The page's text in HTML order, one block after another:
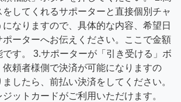
してくれるサポーターと直接個別チャ
なりますので、具体的な内容、希望日
ポーターへお伝えください。ここで金額
す。 3.サポーターが「引き受ける」ボ
依頼者様側で決済が可能になりますの
したら、前払い決済をしてください。
ットカードがご利用いただけます。